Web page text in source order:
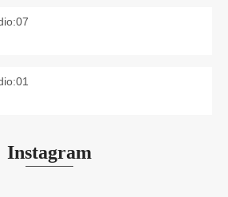
Instagram